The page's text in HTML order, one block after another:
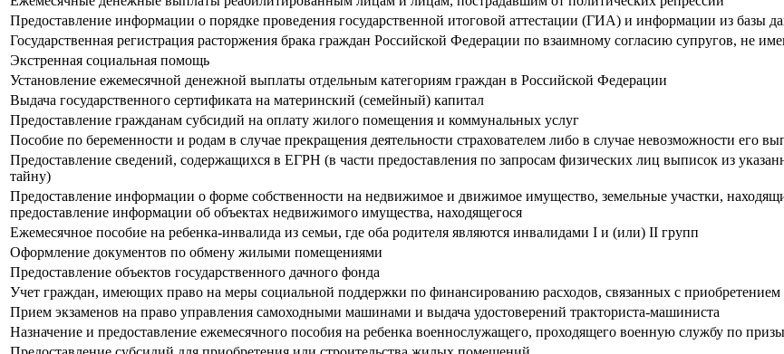
Предоставление информации о порядке проведения государственной итоговой аттестации (ГИА) и информации из базы
Государственная регистрация расторжения брака граждан Российской Федерации по взаимному согласию супругов, не
Экстренная социальная помощь
Установление ежемесячной денежной выплаты отдельным категориям граждан в Российской Федерации
Выдача государственного сертификата на материнский (семейный) капитал
Предоставление гражданам субсидий на оплату жилого помещения и коммунальных услуг
Пособие по беременности и родам в случае прекращения деятельности страхователем либо в случае невозможности его
Предоставление сведений, содержащихся в ЕГРН (в части предоставления по запросам физических лиц выписок из
тайну)
Предоставление информации о форме собственности на недвижимое и движимое имущество, земельные участки,
предоставление информации об объектах недвижимого имущества, находящегося
Ежемесячное пособие на ребенка-инвалида из семьи, где оба родителя являются инвалидами I и (или) II групп
Оформление документов по обмену жилыми помещениями
Предоставление объектов государственного дачного фонда
Учет граждан, имеющих право на меры социальной поддержки по финансированию расходов, связанных с приобретением
Прием экзаменов на право управления самоходными машинами и выдача удостоверений тракториста-машиниста
Назначение и предоставление ежемесячного пособия на ребенка военнослужащего, проходящего военную службу по